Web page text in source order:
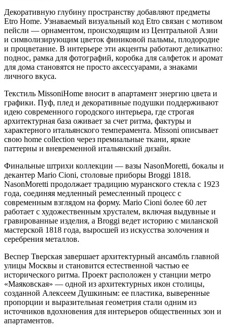
Декоративную глубину пространству добавляют предметы
Etro Home. Узнаваемый визуальный код Etro связан с мотивом
пейсли — орнаментом, происходящим из Центральной Азии
и символизирующим цветок финиковой пальмы, плодородие
и процветание. В интерьере эти акценты работают деликатно:
поднос, рамка для фотографий, коробка для салфеток и аромат
для дома становятся не просто аксессуарами, а знаками
личного вкуса.
Текстиль MissoniHome вносит в апартамент энергию цвета и
графики. Пуф, плед и декоративные подушки поддерживают
идею современного городского интерьера, где строгая
архитектурная база оживает за счет ритма, фактуры и
характерного итальянского темперамента. Missoni описывает
свою home collection через премиальные ткани, яркие
паттерны и вневременной итальянский дизайн.
Финальные штрихи коллекции — вазы NasonMoretti, бокалы и
декантер Mario Cioni, столовые приборы Broggi 1818.
NasonMoretti продолжает традицию муранского стекла с 1923
года, соединяя медленный ремесленный процесс с
современным взглядом на форму. Mario Cioni более 60 лет
работает с художественным хрусталем, включая выдувные и
гравированные изделия, а Broggi ведет историю с миланской
мастерской 1818 года, выросшей из искусства золочения и
серебрения металлов.
Веспер Тверская завершает архитектурный ансамбль главной
улицы Москвы и становится естественной частью ее
исторического ритма. Проект расположен у станции метро
«Маяковская» — одной из архитектурных икон столицы,
созданной Алексеем Душкиным: ее пластика, выверенные
пропорции и выразительная геометрия стали одним из
источников вдохновения для интерьеров общественных зон и
апартаментов.